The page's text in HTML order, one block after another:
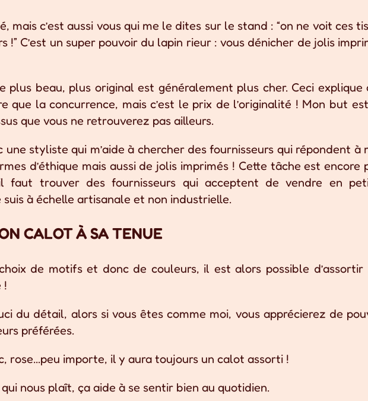
mais c’est aussi vous qui me le dites sur le stand : “on ne voit ces
!” C’est un super pouvoir du lapin rieur : vous dénicher de jolis
plus beau, plus original est généralement plus cher. Ceci explique
que la concurrence, mais c’est le prix de l’originalité ! Mon but
que vous ne retrouverez pas ailleurs.
une styliste qui m’aide à chercher des fournisseurs qui répondent à
d’éthique mais aussi de jolis imprimés ! Cette tâche est encore
faut trouver des fournisseurs qui acceptent de vendre en
à échelle artisanale et non industrielle.
CALOT À SA TENUE
de motifs et donc de couleurs, il est alors possible d’assortir
!
du détail, alors si vous êtes comme moi, vous apprécierez de
préférées.
rose…peu importe, il y aura toujours un calot assorti !
nous plaît, ça aide à se sentir bien au quotidien.